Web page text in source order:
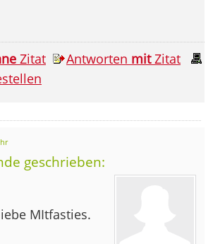
Zitat Antworten mitZitat
geschrieben:
MItfasties.